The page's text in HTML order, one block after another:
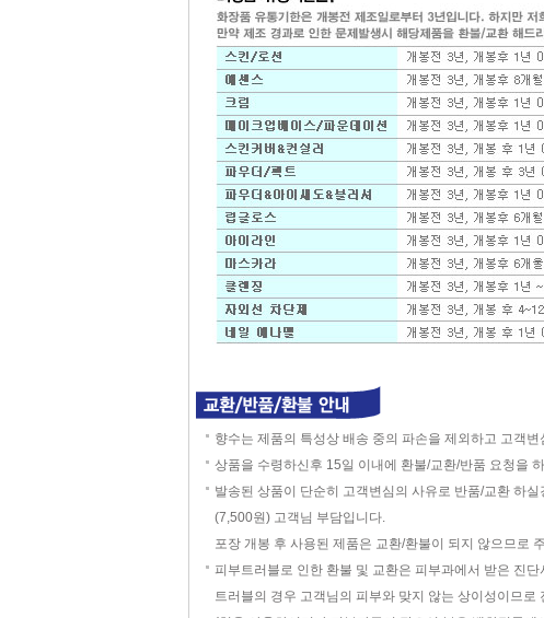
향수는 제품의 특성상 배송 중의 파손을 제외하고 고객
상품을 수령하신후 15일 이내에 환불/교환/반품 요청을
발송된 상품이 단순히 고객변심의 사유로 반품/교환 하
(7,500원) 고객님 부담입니다.
포장 개봉 후 사용된 제품은 교환/환불이 되지 않으므로
피부트러블로 인한 환불 및 교환은 피부과에서 받은 진
트러블의 경우 고객님의 피부와 맞지 않는 상이성이므